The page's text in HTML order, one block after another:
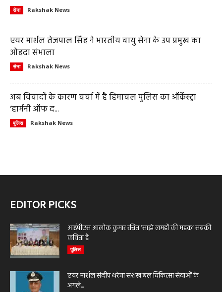
सेना Rakshak News
एयर मार्शल तेजपाल सिंह ने भारतीय वायु सेना के उप प्रमुख का
ओहदा संभाला
सेना Rakshak News
अब विवादों के कारण चर्चा में है हिमाचल पुलिस का ऑर्केस्ट्रा
‘हार्मनी ऑफ द...
पुलिस Rakshak News
EDITOR PICKS
आईपीएस आलोक कुमार रचित ‘साझे लमहों की महक’ सबकी
कविता है
पुलिस
एयर मार्शल संदीप थरेजा सशस्त्र बल चिकित्सा सेवाओं के
अगले...